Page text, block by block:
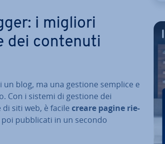
i migliori
dei contenuti
blog, ma una gestione semplice e
Con i sistemi di gestione dei
siti web, è facile creare pagine rie­
pub­bli­ca­ti in un secondo